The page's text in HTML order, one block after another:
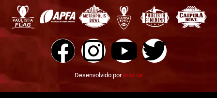
Desenvolvido porsntz.us